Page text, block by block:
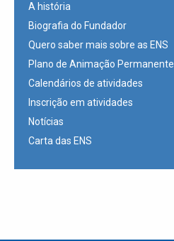
A história
Biografia do Fundador
Quero saber mais sobre as ENS
Plano de Animação Permanente
Calendários de atividades
Inscrição em atividades
Notícias
Carta das ENS